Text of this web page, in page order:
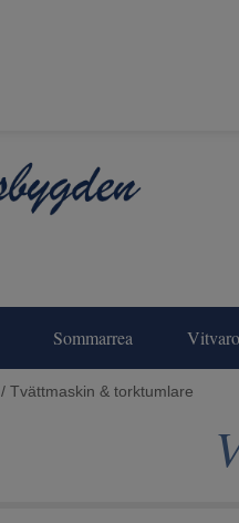
Sommarrea
/ Tvättmaskin & torktumlare